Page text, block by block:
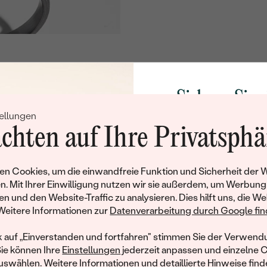
auf Ihre
Cookies, um die einwandfreie Funktion und Sicherheit der
Mit Ihrer Einwilligung nutzen wir sie außerdem, um Werbung
und den Website-Traffic zu analysieren. Dies hilft uns, die
Informationen zur Datenverarbeitung durch Google
auf „Einverstanden und fortfahren" stimmen Sie der
können Ihre Einstellungen jederzeit anpassen und einzelne
Weitere Informationen und detaillierte Hinweise
dieses Schmuckstück bereits seinen Besitzer
werden möchten, hinterlassen Sie uns bitte Ihre E-
Sichern Sie
Rabatt auf
Werden Sie Teil
und entdecken Sie die
gefertigten Schmucks
Ihren ersten